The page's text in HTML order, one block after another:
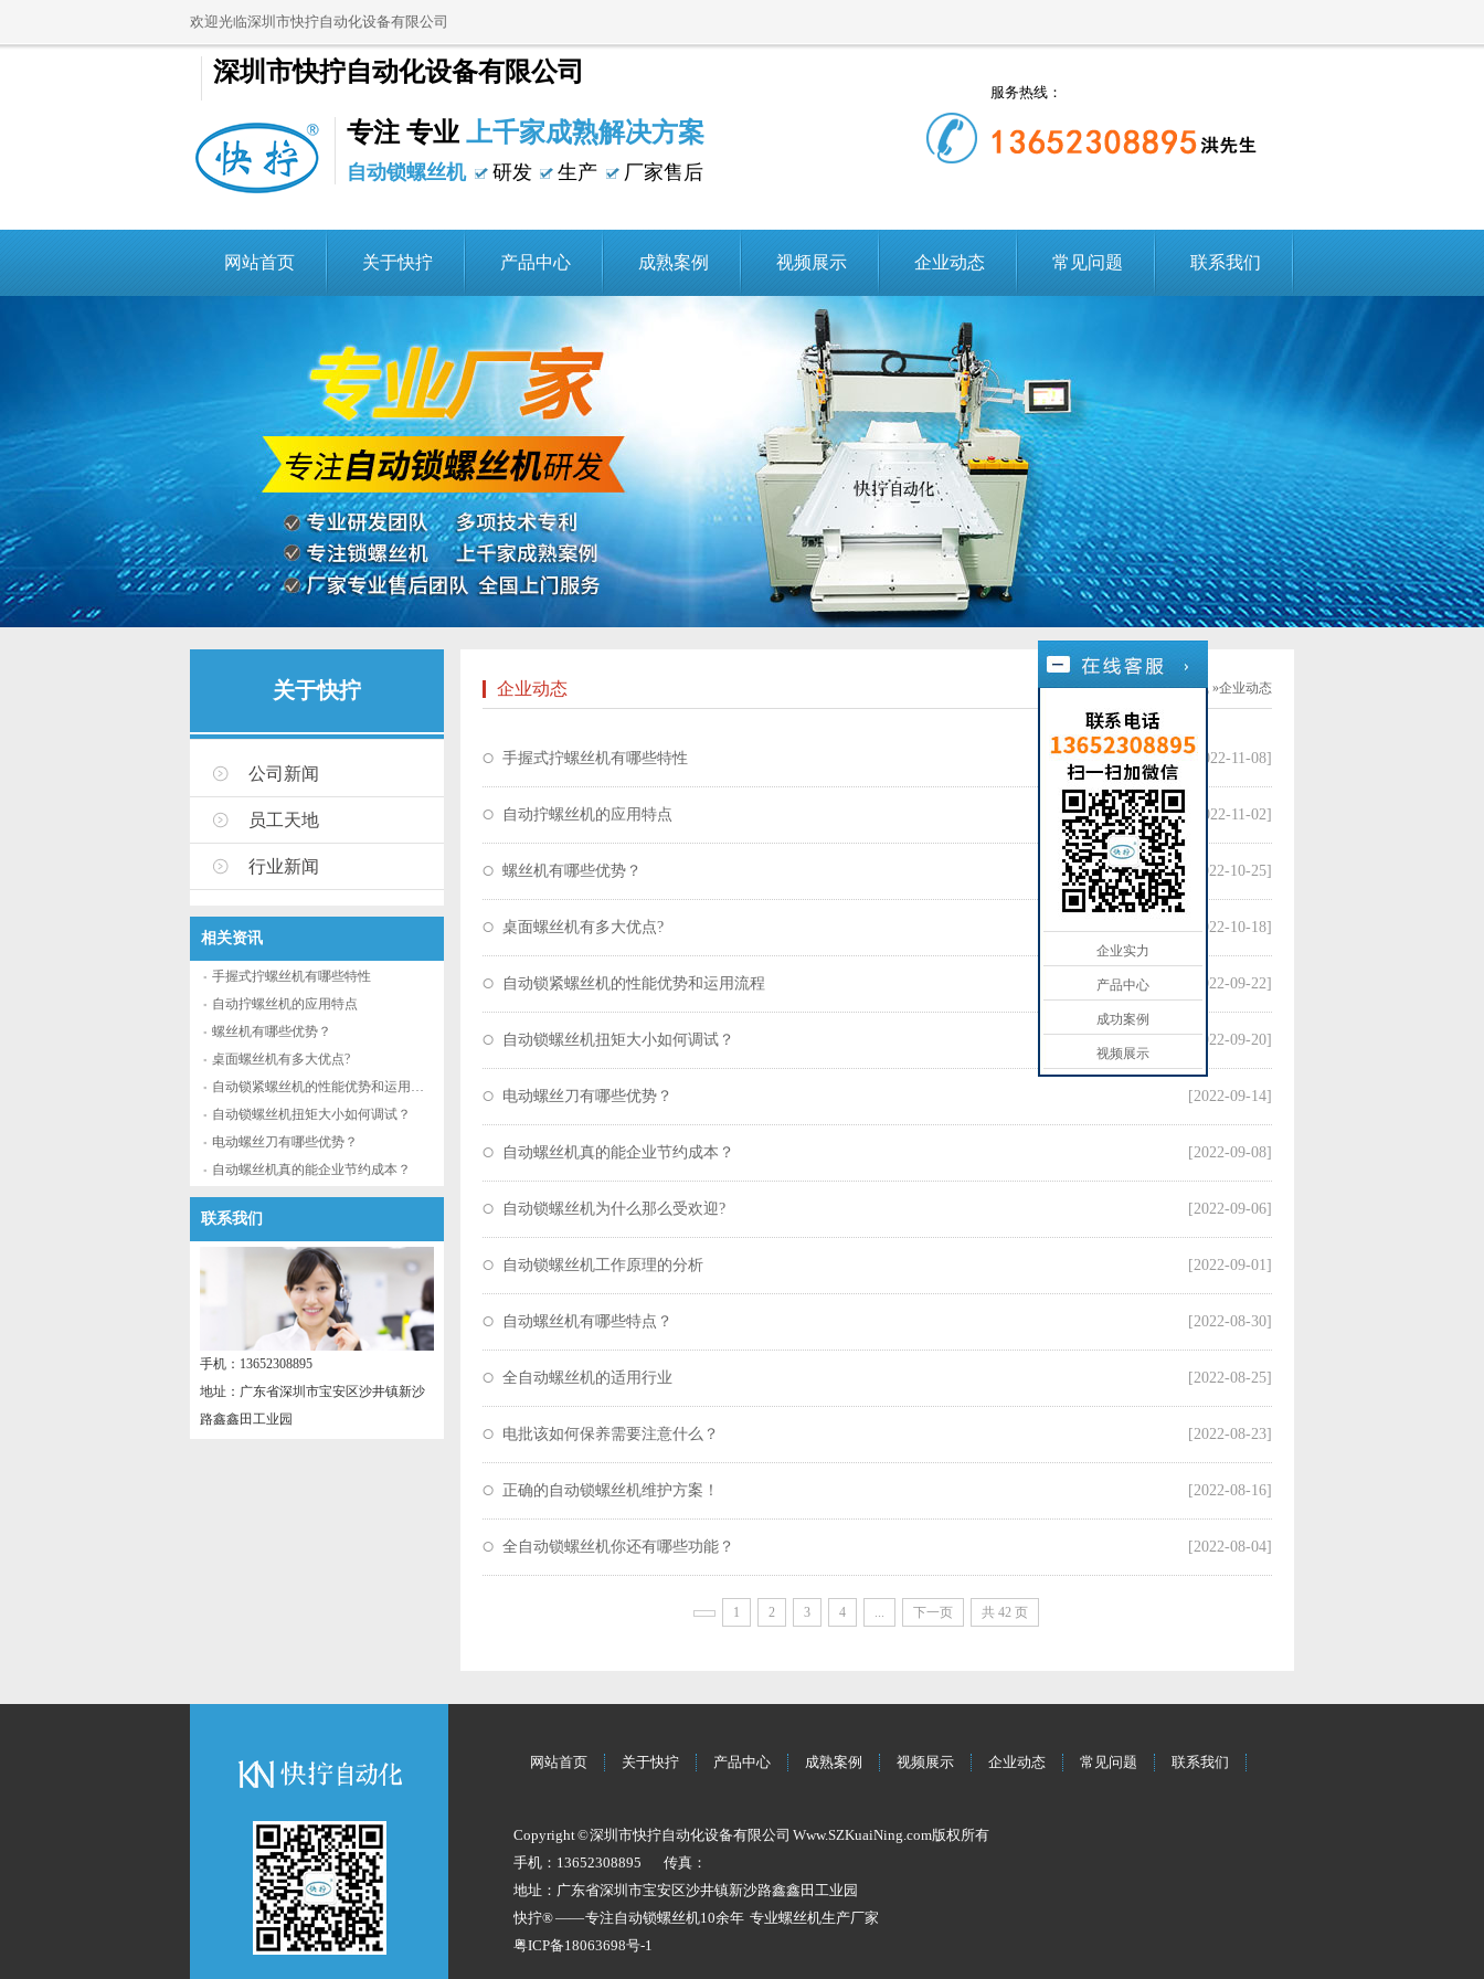
欢迎光临深圳市快拧自动化设备有限公司
深圳市快拧自动化设备有限公司
专注 专业 上千家成熟解决方案
自动锁螺丝机 研发 生产 厂家售后
服务热线：
网站首页 关于快拧 产品中心 成熟案例 视频展示 企业动态 常见问题 联系我们
关于快拧
公司新闻
员工天地
行业新闻
相关资讯
手握式拧螺丝机有哪些特性
自动拧螺丝机的应用特点
螺丝机有哪些优势？
桌面螺丝机有多大优点?
自动锁紧螺丝机的性能优势和运用流程
自动锁螺丝机扭矩大小如何调试？
电动螺丝刀有哪些优势？
自动螺丝机真的能企业节约成本？
联系我们
手机：13652308895
地址：广东省深圳市宝安区沙井镇新沙
路鑫鑫田工业园
企业动态 您的位置： 自动锁螺丝机 »企业动态
手握式拧螺丝机有哪些特性 [2022-11-08]
自动拧螺丝机的应用特点 [2022-11-02]
螺丝机有哪些优势？ [2022-10-25]
桌面螺丝机有多大优点? [2022-10-18]
自动锁紧螺丝机的性能优势和运用流程 [2022-09-22]
自动锁螺丝机扭矩大小如何调试？ [2022-09-20]
电动螺丝刀有哪些优势？ [2022-09-14]
自动螺丝机真的能企业节约成本？ [2022-09-08]
自动锁螺丝机为什么那么受欢迎? [2022-09-06]
自动锁螺丝机工作原理的分析 [2022-09-01]
自动螺丝机有哪些特点？ [2022-08-30]
全自动螺丝机的适用行业 [2022-08-25]
电批该如何保养需要注意什么？ [2022-08-23]
正确的自动锁螺丝机维护方案！ [2022-08-16]
全自动锁螺丝机你还有哪些功能？ [2022-08-04]
1 2 3 4 ... 下一页 共 42 页
网站首页 关于快拧 产品中心 成熟案例 视频展示 企业动态 常见问题 联系我们
Copyright © 深圳市快拧自动化设备有限公司 Www.SZKuaiNing.com版权所有
手机：13652308895
传真：
地址：广东省深圳市宝安区沙井镇新沙路鑫鑫田工业园
快拧® —— 专注自动锁螺丝机10余年 专业螺丝机生产厂家
粤ICP备18063698号-1
企业实力
产品中心
成功案例
视频展示